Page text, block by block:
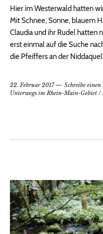
Hier im Westerwald hatten
Mit Schnee, Sonne, blauem
Claudia und ihr Rudel hatten
erst einmal auf die Suche
die Pfeiffers an der
22. Februar 2017
Schreibe
Unterwegs im Rhein-Main-Gebiet /